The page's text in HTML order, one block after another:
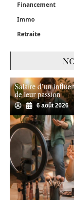
Financement
Immo
Retraite
Salaire d’un
de leur passion
6 août 2026